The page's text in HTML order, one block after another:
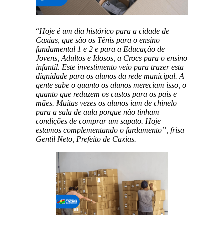
“Hoje é um dia histórico para a cidade de
Caxias, que são os Tênis para o ensino
fundamental 1 e 2 e para a Educação de
Jovens, Adultos e Idosos, a Crocs para o ensino
infantil. Este investimento veio para trazer esta
dignidade para os alunos da rede municipal. A
gente sabe o quanto os alunos mereciam isso, o
quanto que reduzem os custos para os pais e
mães. Muitas vezes os alunos iam de chinelo
para a sala de aula porque não tinham
condições de comprar um sapato. Hoje
estamos complementando o fardamento”, frisa
Gentil Neto, Prefeito de Caxias.